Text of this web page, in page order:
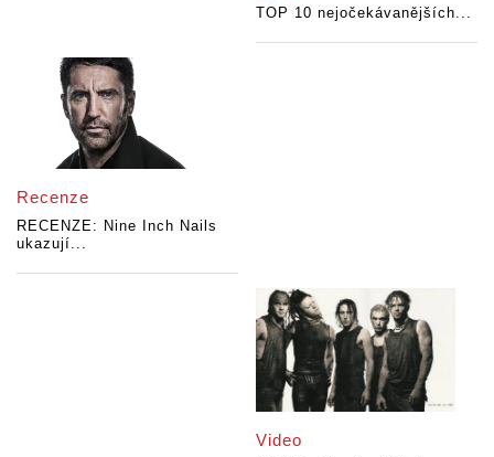
TOP 10 nejočekávanějších...
Recenze
RECENZE: Nine Inch Nails
ukazují...
Video